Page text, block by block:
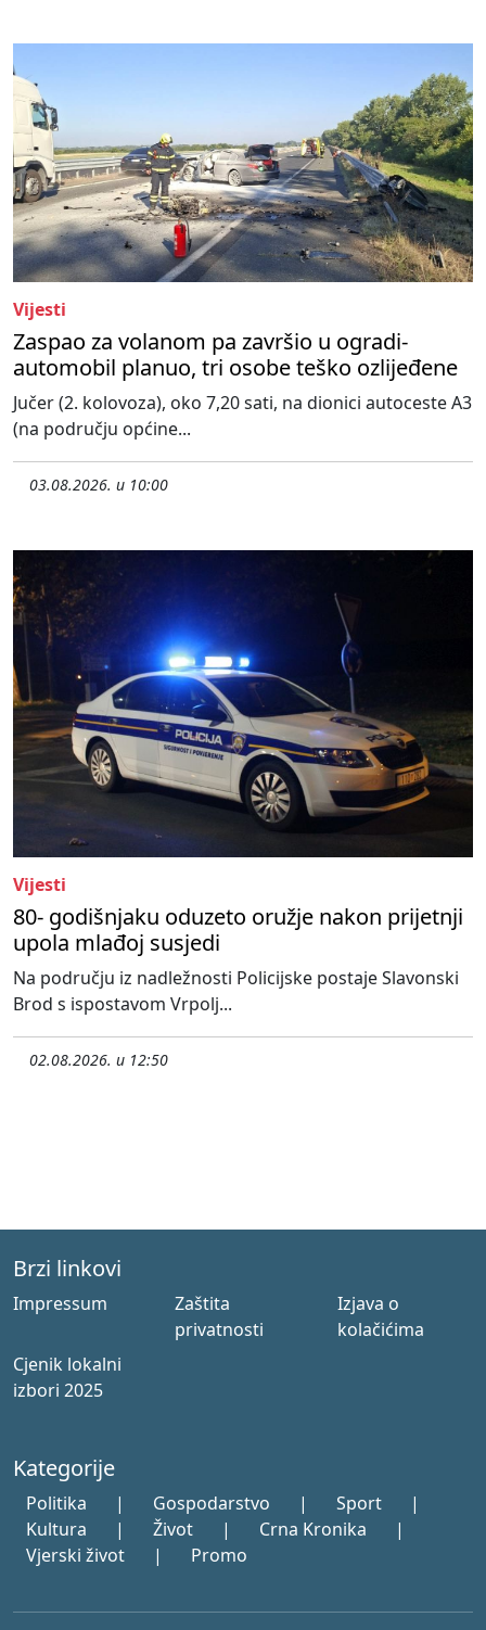
Vijesti
Zaspao za volanom pa završio u ogradi-
automobil planuo, tri osobe teško ozlijeđene
Jučer (2. kolovoza), oko 7,20 sati, na dionici autoceste A3
(na području općine...
03.08.2026. u 10:00
Vijesti
80- godišnjaku oduzeto oružje nakon prijetnji
upola mlađoj susjedi
Na području iz nadležnosti Policijske postaje Slavonski
Brod s ispostavom Vrpolj...
02.08.2026. u 12:50
Brzi linkovi
Impressum
Zaštita
privatnosti
Izjava o
kolačićima
Cjenik lokalni
izbori 2025
Kategorije
Politika | Gospodarstvo | Sport
|
Kultura
| Život | Crna Kronika
|
Vjerski život
| Promo